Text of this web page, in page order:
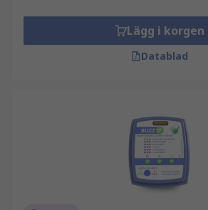
Lägg i korgen
Datablad